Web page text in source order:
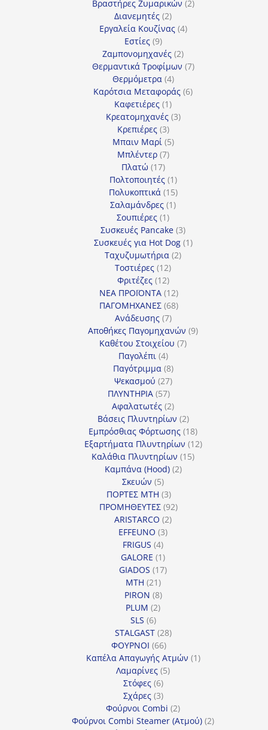
προϊόντα
Βραστήρες Ζυμαρικών 22
Διανεμητές 22
προϊόντα
Εργαλεία Κουζίνας 44
Εστίες 99
προϊόντα
Ζαμπονομηχανές 22
προϊόντα
Θερμαντικά Τροφίμων 77
Θερμόμετρα 44
προϊόντα
Καρότσια Μεταφοράς 66
Καφετιέρες 11
προϊόν
Κρεατομηχανές 33
Κρεπιέρες 33
προϊόντα
Μπαιν Μαρί 55
Μπλέντερ 77
Πλατώ 1717
προϊόντα
Πολτοποιητές 11
προϊόν
Πολυκοπτικά 1515
προϊόντα
Σαλαμάνδρες 11
Σουπιέρες 11
προϊόν
Συσκευές Pancake 33
προϊόντα
Συσκευές για Hot Dog 11
Ταχυζυμωτήρια 22
Τοστιέρες 1212
προϊόντα
Φριτέζες 1212
προϊόντα
ΝΕΑ ΠΡΟΪΟΝΤΑ 1212
προϊόντα
ΠΑΓΟΜΗΧΑΝΕΣ 6868
Ανάδευσης 77
προϊόντα
Αποθήκες Παγομηχανών 99
Καθέτου Στοιχείου 77
Παγολέπι 44
προϊόντα
Παγότριμμα 88
προϊόντα
Ψεκασμού 2727
προϊόντα
ΠΛΥΝΤΗΡΙΑ 5757
προϊόντα
Αφαλατωτές 22
προϊόντα
Βάσεις Πλυντηρίων 22
προϊόντα
Εμπρόσθιας Φόρτωσης 1818
προϊόντα
Εξαρτήματα Πλυντηρίων 1212
Καλάθια Πλυντηρίων 1515
Καμπάνα (Hood) 22
Σκευών 55
προϊόντα
ΠΟΡΤΕΣ MTH 33
προϊόντα
ΠΡΟΜΗΘΕΥΤΕΣ 9292
ARISTARCO 22
EFFEUNO 33
FRIGUS 44
προϊόντα
GALORE 11
προϊόν
GIADOS 1717
MTH 2121
προϊόντα
PIRON 88
προϊόντα
PLUM 22
SLS 66
προϊόντα
STALGAST 2828
ΦΟΥΡΝΟΙ 6666
προϊόντα
Καπέλα Απαγωγής Ατμών 11
Λαμαρίνες 55
Στόφες 66
προϊόντα
Σχάρες 33
προϊόντα
Φούρνοι Combi 22
προϊόντα
Φούρνοι Combi Steamer (Ατμού) 22